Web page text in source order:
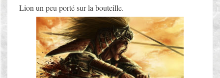
Lion un peu porté sur la bouteille.